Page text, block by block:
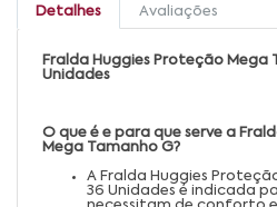
Detalhes Avaliações
Fralda Huggies Proteção Mega
Unidades
O que é e para que serve a
Mega Tamanho G?
A Fralda Huggies
36 Unidades é indicada